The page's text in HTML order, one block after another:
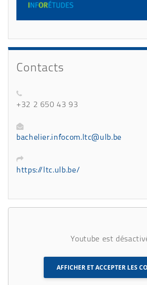
Contacts
+32 2 650 43 93
bachelier.infocom.ltc@ulb.be
https://ltc.ulb.be/
Youtube est
AFFICHER ET ACCEPTER LES